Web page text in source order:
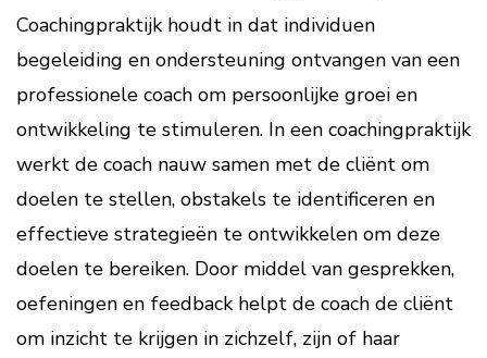
Coachingpraktijk houdt in dat individuen
begeleiding en ondersteuning ontvangen van een
professionele coach om persoonlijke groei en
ontwikkeling te stimuleren. In een coachingpraktijk
werkt de coach nauw samen met de cliënt om
doelen te stellen, obstakels te identificeren en
effectieve strategieën te ontwikkelen om deze
doelen te bereiken. Door middel van gesprekken,
oefeningen en feedback helpt de coach de cliënt
om inzicht te krijgen in zichzelf, zijn of haar